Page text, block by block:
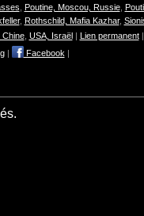
Poutine, Moscou, Russie,
, Rothschild, Mafia Kazhar,
, USA, Israël| Lien permanent|
| Facebook |